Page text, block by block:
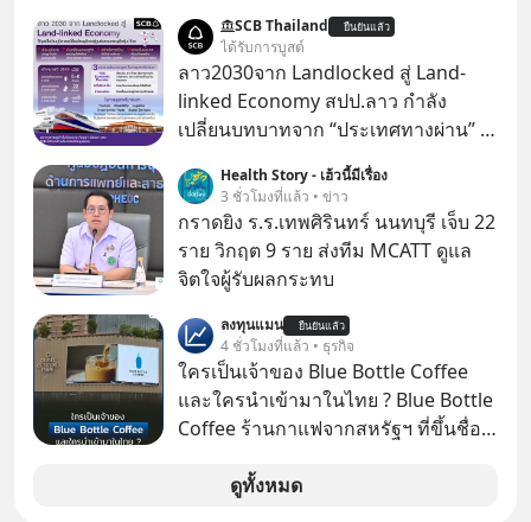
หรือ Jeff Bezos บอกไว้หรือเปล่า ภาพ
ฝันที่มหาเศรษฐีซิลิคอนแวลลีย์วาดไว้ว่า
มนุษย์นับล้านจะไปสร้างอาณานิคม
ใหม่ ล้อมรอบด้วยเทคโนโลยีสุดล้ำ อาจ
ไว้ใต้พรมคือ ดาวอังคารเป็นเพียงนรกที่
เต็มไปด้วยรังสีมรณะและฝุ่นพิษ แล้ว
ทำไมบรรดาผู้นำเทคโนโลยีถึงยัง
พยายามหลอกขายฝันลมๆ แล้งๆ นี้ให้
กับคนทั้งโลก พวกเขากำลังซ่อนความ
ลับอะไรไว้เบื้องหลังโปรเจกต์อวกาศที่
ผลาญทรัพยากรมหาศาล วันนี้เราจะมา
กะเทาะเปลือกความลวงโลกนี้กัน ใครที่
คิดว่าอนาคตของมนุษยชาติอยู่บนดาว
ดวงอื่น เลือกฟังกันได้เลยนะครับ อย่า
Geek Forever’s Podcast ของผมกัน
SCB Thailand ยืนยันแล้ว
ได้รับการบูสต์
ลาว2030จาก Landlocked สู่ Land-
linked Economy สปป.ลาว กำลัง
เปลี่ยนบทบาทจาก “ประเทศทางผ่าน” สู่
ของอนุภูมิภาคลุ่มแม่น้ำโขง
Health Story - เฮ้วนี้มีเรื่อง
3 ชั่วโมงที่แล้ว • ข่าว
กราดยิง ร.ร.เทพศิรินทร์ นนทบุรี เจ็บ 22
ราย วิกฤต 9 ราย ส่งทีม MCATT ดูแล
จิตใจผู้รับผลกระทบ
ลงทุนแมน ยืนยันแล้ว
4 ชั่วโมงที่แล้ว • ธุรกิจ
ใครเป็นเจ้าของ Blue Bottle Coffee
และใครนำเข้ามาในไทย ? Blue Bottle
Coffee ร้านกาแฟจากสหรัฐฯ ที่ขึ้นชื่อ
แรกในประเทศไทย ที่ Central Park
ดูทั้งหมด